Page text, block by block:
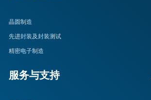
晶圆制造
先进封装及封装测试
精密电子制造
服务与支持